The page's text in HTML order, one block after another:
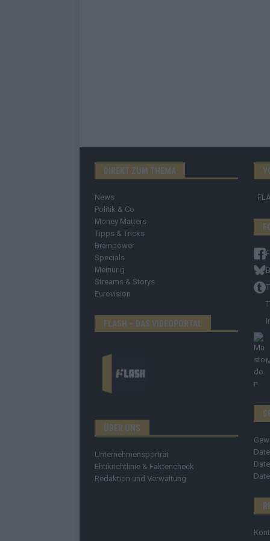
DIREKT ZUM THEMA
News
Politik & Co
Money Matters
Tipps & Tricks
Brainpower
Specials
Meinung
Streams & Storys
Eurovision
FLASH – DAS VIDEOPORTAL
ÜBER UNS
Unternehmensporträt
Ehtikrichtlinie & Faktencheck
Redaktion und Verwaltung